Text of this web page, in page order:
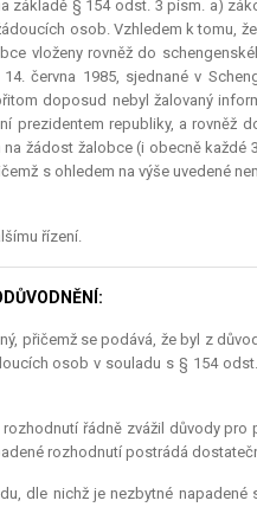
základě § 154 odst. 3 písm. a)
osob. Vzhledem k tomu,
vloženy rovněž do
června 1985, sjednané v
doposud nebyl žalovaný
republiky, a rovněž
žádost žalobce (i obecně
s ohledem na výše uvedené
řízení.
přičemž se podává, že byl z
osob v souladu s § 154
řádně zvážil důvody pro
rozhodnutí postrádá
dle nichž je nezbytné